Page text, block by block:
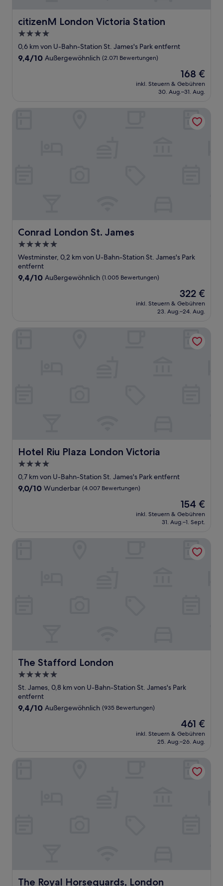
citizenM London Victoria Station
citizenM London Victoria Station
4.0-
Sterne-
Unterkunft
0,6 km von U-Bahn-Station St. James's Park entfernt
9.4
9,4/10 Außergewöhnlich (2.071 Bewertungen)
Der
Preis
beträgt
168 €
inkl. Steuern & Gebühren
30. Aug.–31. Aug.
Conrad London St. James
Conrad London St. James
5.0-
Sterne-
Unterkunft
Westminster, 0,2 km von U-Bahn-Station St. James's Park
entfernt
9.4
9,4/10 Außergewöhnlich (1.005 Bewertungen)
Der
Preis
beträgt
322 €
inkl. Steuern & Gebühren
23. Aug.–24. Aug.
Hotel Riu Plaza London Victoria
Hotel Riu Plaza London Victoria
4.0-
Sterne-
Unterkunft
0,7 km von U-Bahn-Station St. James's Park entfernt
9.0
9,0/10 Wunderbar (4.007 Bewertungen)
Der
Preis
beträgt
154 €
inkl. Steuern & Gebühren
31. Aug.–1. Sept.
The Stafford London
The Stafford London
5.0-
Sterne-
Unterkunft
St. James, 0,8 km von U-Bahn-Station St. James's Park
entfernt
9.4
9,4/10 Außergewöhnlich (935 Bewertungen)
Der
Preis
beträgt
461 €
inkl. Steuern & Gebühren
25. Aug.–26. Aug.
The Royal Horseguards, London
The Royal Horseguards, London